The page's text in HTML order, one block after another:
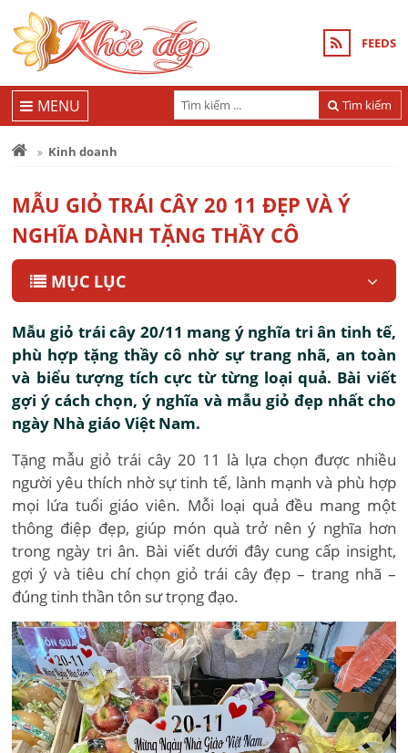
FEEDS
Tìm kiếm
MENU
Kinh doanh
MẪU GIỎ TRÁI CÂY 20 11 ĐẸP VÀ Ý
NGHĨA DÀNH TẶNG THẦY CÔ
MỤC LỤC
Mẫu giỏ trái cây 20/11 mang ý nghĩa tri ân tinh tế,
phù hợp tặng thầy cô nhờ sự trang nhã, an toàn
và biểu tượng tích cực từ từng loại quả. Bài viết
gợi ý cách chọn, ý nghĩa và mẫu giỏ đẹp nhất cho
ngày Nhà giáo Việt Nam.
Tặng mẫu giỏ trái cây 20 11 là lựa chọn được nhiều
người yêu thích nhờ sự tinh tế, lành mạnh và phù hợp
mọi lứa tuổi giáo viên. Mỗi loại quả đều mang một
thông điệp đẹp, giúp món quà trở nên ý nghĩa hơn
trong ngày tri ân. Bài viết dưới đây cung cấp insight,
gợi ý và tiêu chí chọn giỏ trái cây đẹp – trang nhã –
đúng tinh thần tôn sư trọng đạo.